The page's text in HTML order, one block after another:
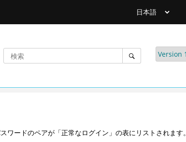
ードのペアが「正常なログイン」の表にリストされます。